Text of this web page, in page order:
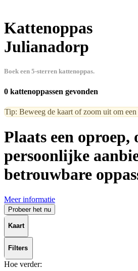
Kattenoppas
Julianadorp
Boek een 5-sterren kattenoppas.
0 kattenoppassen gevonden
Tip: Beweeg de kaart of zoom uit om
Plaats een oproep,
persoonlijke
betrouwbare
Meer informatie
Probeer het nu
Kaart
Filters
Hoe verder: